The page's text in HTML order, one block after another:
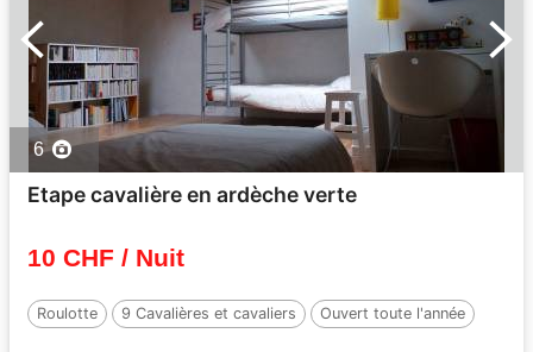
6
Etape cavalière en ardèche verte
10 CHF / Nuit
Roulotte 9 Cavalières et cavaliers Ouvert toute l'année